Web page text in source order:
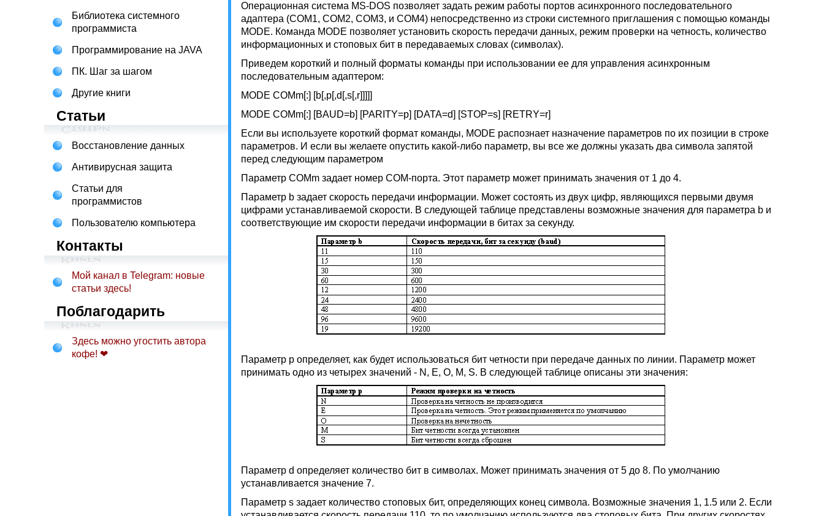
Библиотека системного
программиста
Программирование на JAVA
ПК. Шаг за шагом
Другие книги
Статьи
Восстановление данных
Антивирусная защита
Статьи для
программистов
Пользователю компьютера
Контакты
Мой канал в Telegram: новые
статьи здесь!
Поблагодарить
Здесь можно угостить автора
кофе! ❤
Операционная система MS-DOS позволяет задать режим работы портов асинхронного последовательного
адаптера (COM1, COM2, COM3, и COM4) непосредственно из строки системного приглашения с помощью команды
MODE. Команда MODE позволяет установить скорость передачи данных, режим проверки на четность, количество
информационных и стоповых бит в передаваемых словах (символах).
Приведем короткий и полный форматы команды при использовании ее для управления асинхронным
последовательным адаптером:
MODE COMm[:] [b[,p[,d[,s[,r]]]]]
MODE COMm[:] [BAUD=b] [PARITY=p] [DATA=d] [STOP=s] [RETRY=r]
Если вы используете короткий формат команды, MODE распознает назначение параметров по их позиции в строке
параметров. И если вы желаете опустить какой-либо параметр, вы все же должны указать два символа запятой
перед следующим параметром
Параметр COMm задает номер COM-порта. Этот параметр может принимать значения от 1 до 4.
Параметр b задает скорость передачи информации. Может состоять из двух цифр, являющихся первыми двумя
цифрами устанавливаемой скорости. В следующей таблице представлены возможные значения для параметра b и
соответствующие им скорости передачи информации в битах за секунду.
Параметр p определяет, как будет использоваться бит четности при передаче данных по линии. Параметр может
принимать одно из четырех значений - N, E, O, M, S. В следующей таблице описаны эти значения:
Параметр d определяет количество бит в символах. Может принимать значения от 5 до 8. По умолчанию
устанавливается значение 7.
Параметр s задает количество стоповых бит, определяющих конец символа. Возможные значения 1, 1.5 или 2. Если